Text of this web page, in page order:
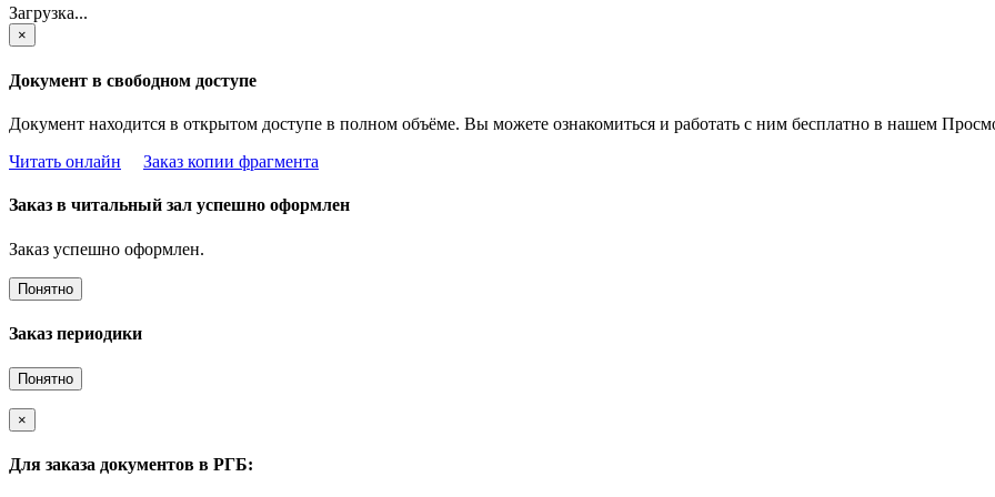
Загрузка...
×
Документ в свободном доступе
Документ находится в открытом доступе в полном объёме. Вы можете ознакомиться и работать с ним бесплатно в нашем
Читать онлайн
Заказ копии фрагмента
Заказ в читальный зал успешно оформлен
Заказ успешно оформлен.
Понятно
Заказ периодики
Понятно
×
Для заказа документов в РГБ: